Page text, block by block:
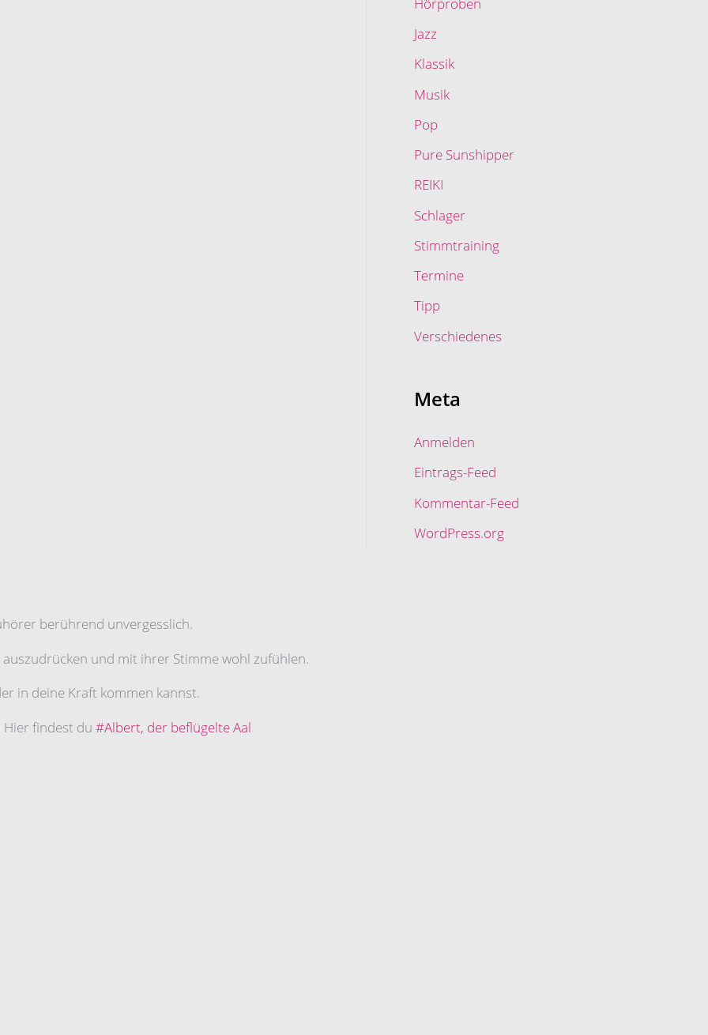
Jazz
Klassik
Musik
Pop
Pure Sunshipper
REIKI
Schlager
Stimmtraining
Termine
Tipp
Verschiedenes
Meta
Anmelden
Eintrags-Feed
Kommentar-Feed
WordPress.org
berührend unvergesslich.
und mit ihrer Stimme wohl zufühlen.
in deine Kraft kommen kannst.
Hier findest du #Albert, der beflügelte Aal